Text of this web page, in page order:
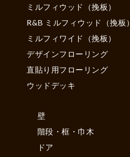
ミルフィウッド（挽板）
R&B ミルフィウッド（挽板）
ミルフィワイド（挽板）
デザインフローリング
直貼り用フローリング
ウッドデッキ
壁
階段・框・巾木
ドア